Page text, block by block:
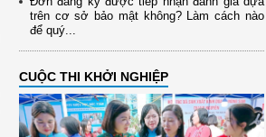
trên cơ sở bảo mật không? Làm cách nào
để quý...
CUỘC THI KHỞI NGHIỆP